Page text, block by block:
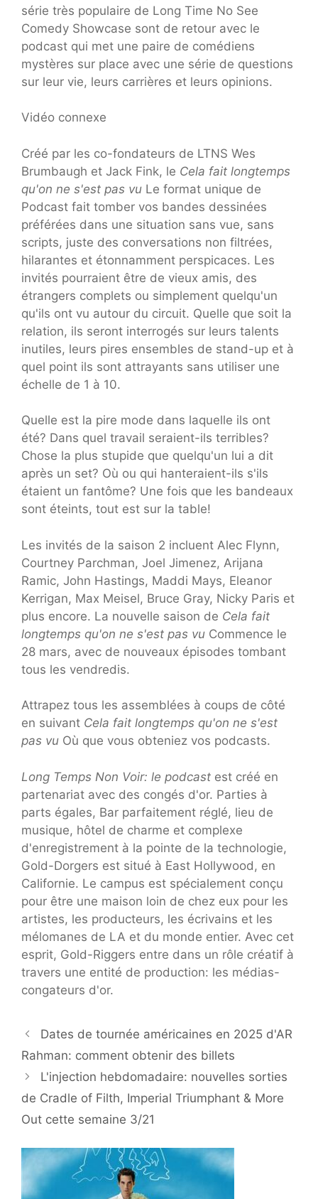
série très populaire de Long Time No See
Comedy Showcase sont de retour avec le
podcast qui met une paire de comédiens
mystères sur place avec une série de questions
sur leur vie, leurs carrières et leurs opinions.
Vidéo connexe
Créé par les co-fondateurs de LTNS Wes
Brumbaugh et Jack Fink, le Cela fait longtemps
qu'on ne s'est pas vu Le format unique de
Podcast fait tomber vos bandes dessinées
préférées dans une situation sans vue, sans
scripts, juste des conversations non filtrées,
hilarantes et étonnamment perspicaces. Les
invités pourraient être de vieux amis, des
étrangers complets ou simplement quelqu'un
qu'ils ont vu autour du circuit. Quelle que soit la
relation, ils seront interrogés sur leurs talents
inutiles, leurs pires ensembles de stand-up et à
quel point ils sont attrayants sans utiliser une
échelle de 1 à 10.
Quelle est la pire mode dans laquelle ils ont
été? Dans quel travail seraient-ils terribles?
Chose la plus stupide que quelqu'un lui a dit
après un set? Où ou qui hanteraient-ils s'ils
étaient un fantôme? Une fois que les bandeaux
sont éteints, tout est sur la table!
Les invités de la saison 2 incluent Alec Flynn,
Courtney Parchman, Joel Jimenez, Arijana
Ramic, John Hastings, Maddi Mays, Eleanor
Kerrigan, Max Meisel, Bruce Gray, Nicky Paris et
plus encore. La nouvelle saison de Cela fait
longtemps qu'on ne s'est pas vu Commence le
28 mars, avec de nouveaux épisodes tombant
tous les vendredis.
Attrapez tous les assemblées à coups de côté
en suivant Cela fait longtemps qu'on ne s'est
pas vu Où que vous obteniez vos podcasts.
Long Temps Non Voir: le podcast est créé en
partenariat avec des congés d'or. Parties à
parts égales, Bar parfaitement réglé, lieu de
musique, hôtel de charme et complexe
d'enregistrement à la pointe de la technologie,
Gold-Dorgers est situé à East Hollywood, en
Californie. Le campus est spécialement conçu
pour être une maison loin de chez eux pour les
artistes, les producteurs, les écrivains et les
mélomanes de LA et du monde entier. Avec cet
esprit, Gold-Riggers entre dans un rôle créatif à
travers une entité de production: les médias-
congateurs d'or.
Dates de tournée américaines en 2025 d'AR
Rahman: comment obtenir des billets
L'injection hebdomadaire: nouvelles sorties
de Cradle of Filth, Imperial Triumphant & More
Out cette semaine 3/21